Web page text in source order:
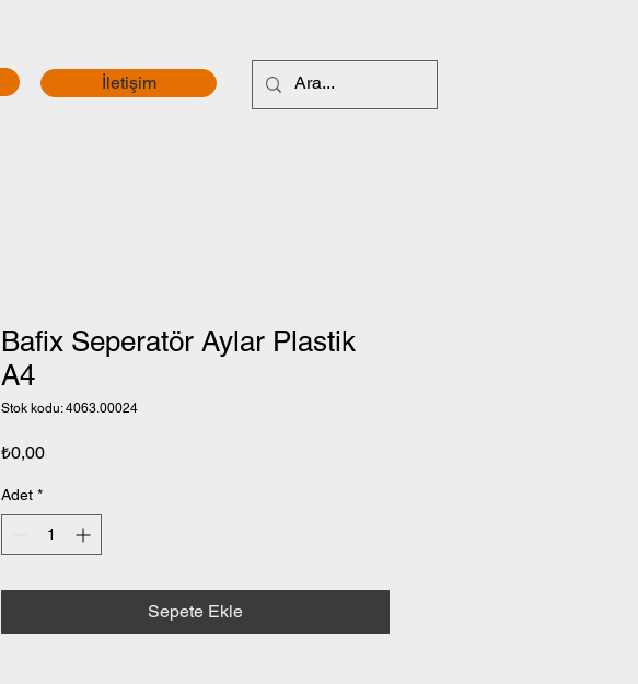
İletişim
Bafix Seperatör Aylar Plastik
A4
Stok kodu: 4063.00024
₺0,00Fiyat
Adet *
Sepete Ekle